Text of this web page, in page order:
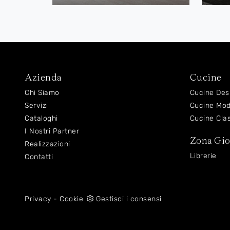
Azienda
Chi Siamo
Servizi
Cataloghi
I Nostri Partner
Realizzazioni
Contatti
Cucine
Cucine
Cucine
Cucine
Zona
Librerie
Privacy - Cookie Gestisci i consensi